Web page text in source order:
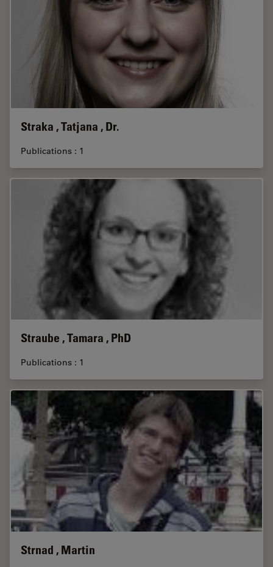
Straka , Tatjana , Dr.
Publications : 1
Straube , Tamara , PhD
Publications : 1
Strnad , Martin